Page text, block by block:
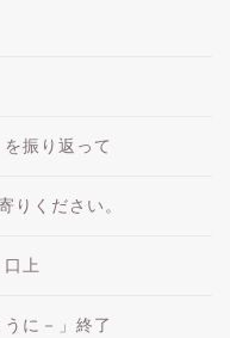
振り返って
りください。
上
に－」終了